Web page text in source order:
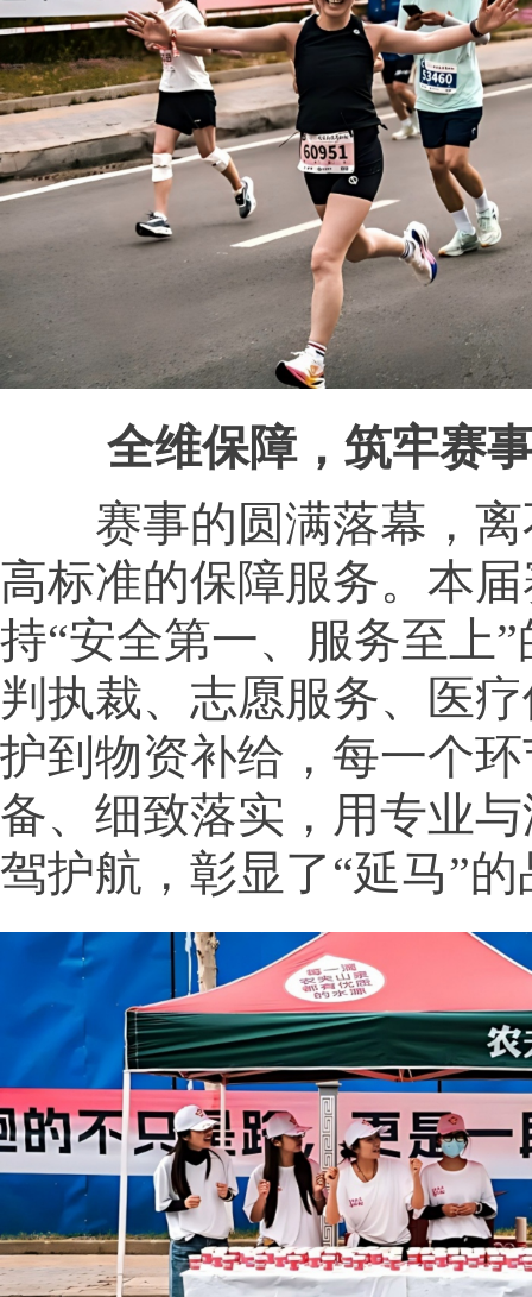
全维保障，筑牢赛
赛事的圆满落幕，离
高标准的保障服务。本
持“安全第一、服务至上
判执裁、志愿服务、医
护到物资补给，每一个
备、细致落实，用专业
驾护航，彰显了“延马”